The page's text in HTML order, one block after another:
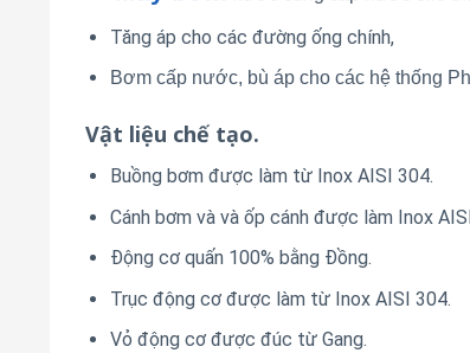
Tăng áp cho các đường ống chính,
Bơm cấp nước, bù áp cho các hệ thống
Vật liệu chế tạo.
Buồng bơm được làm từ Inox AISI 304.
Cánh bơm và và ốp cánh được làm Inox
Động cơ quấn 100% bằng Đồng.
Trục động cơ được làm từ Inox AISI 304.
Vỏ động cơ được đúc từ Gang.